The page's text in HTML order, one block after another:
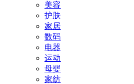
美容
护肤
家居
数码
电器
运动
母婴
家纺